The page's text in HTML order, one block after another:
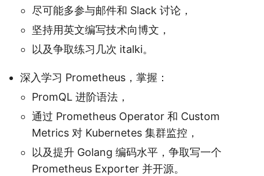
尽可能多参与邮件和 Slack 讨论，
坚持用英文编写技术向博文，
以及争取练习几次 italki。
深入学习 Prometheus，掌握：
PromQL 进阶语法，
通过 Prometheus Operator 和 Custom
Metrics 对 Kubernetes 集群监控，
以及提升 Golang 编码水平，争取写一个
Prometheus Exporter 并开源。